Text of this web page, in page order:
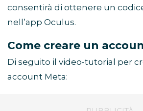
consentirà di ottenere un
nell’app Oculus.
Come creare un
Di seguito il video-tutorial per
account Meta: